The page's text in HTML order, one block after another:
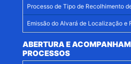
Processo de Tipo de Recolhimento
Emissão do Alvará de Localização e
ABERTURA E
PROCESSOS